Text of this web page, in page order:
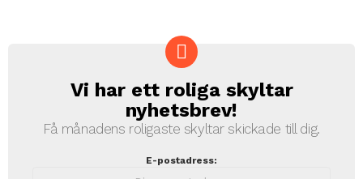
NEWSLETTER
Vi har ett roliga skyltar
nyhetsbrev!
Få månadens roligaste skyltar skickade till dig.
E-postadress: